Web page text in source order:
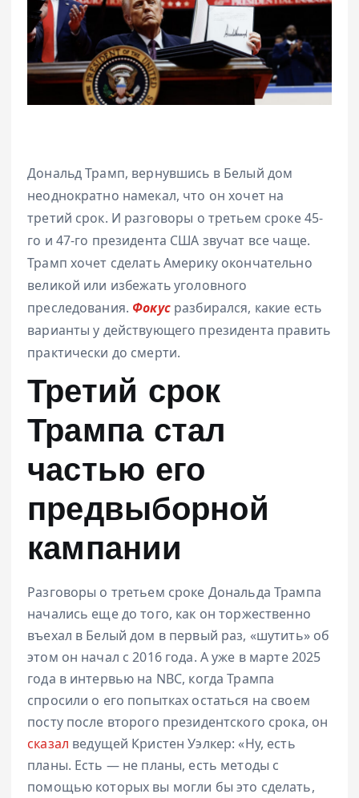
Дональд Трамп, вернувшись в Белый дом
неоднократно намекал, что он хочет на
третий срок. И разговоры о третьем сроке 45-
го и 47-го президента США звучат все чаще.
Трамп хочет сделать Америку окончательно
великой или избежать уголовного
преследования. Фокусразбирался, какие есть
варианты у действующего президента править
практически до смерти.
Третий срок
Трампа стал
частью его
предвыборной
кампании
Разговоры о третьем сроке Дональда Трампа
начались еще до того, как он торжественно
въехал в Белый дом в первый раз, «шутить» об
этом он начал с 2016 года. А уже в марте 2025
года в интервью на NBC, когда Трампа
спросили о его попытках остаться на своем
посту после второго президентского срока, он
сказал ведущей Кристен Уэлкер: «Ну, есть
планы. Есть — не планы, есть методы с
помощью которых вы могли бы это сделать,